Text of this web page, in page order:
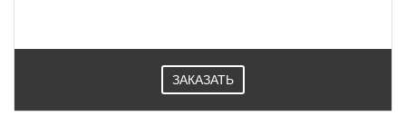
ЗАКАЗАТЬ